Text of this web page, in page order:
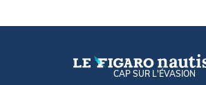
CAP SUR L'ÉVASION